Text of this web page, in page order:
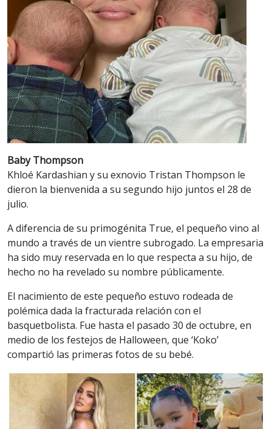
Baby Thompson
Khloé Kardashian y su exnovio Tristan Thompson le
dieron la bienvenida a su segundo hijo juntos el 28 de
julio.
A diferencia de su primogénita True, el pequeño vino al
mundo a través de un vientre subrogado. La empresaria
ha sido muy reservada en lo que respecta a su hijo, de
hecho no ha revelado su nombre públicamente.
El nacimiento de este pequeño estuvo rodeada de
polémica dada la fracturada relación con el
basquetbolista. Fue hasta el pasado 30 de octubre, en
medio de los festejos de Halloween, que ‘Koko’
compartió las primeras fotos de su bebé.